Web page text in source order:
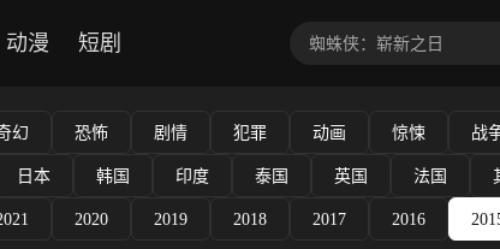
动漫 短剧
幻 恐怖 剧情 犯罪 动画 惊悚 战
日本 韩国 印度 泰国 英国 法国
2020 2019 2018 2017 2016